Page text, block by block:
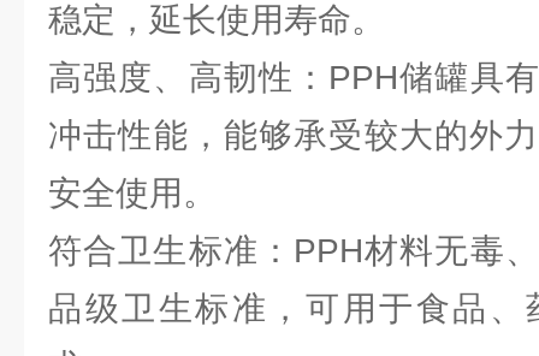
稳定，延长使用寿命。
高强度、高韧性：PPH储罐具
冲击性能，能够承受较大的外
安全使用。
符合卫生标准：PPH材料无毒
品级卫生标准，可用于食品